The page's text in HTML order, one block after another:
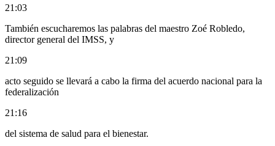
21:03
También escucharemos las palabras del maestro Zoé Robledo,
director general del IMSS, y
21:09
acto seguido se llevará a cabo la firma del acuerdo nacional para la
federalización
21:16
del sistema de salud para el bienestar.